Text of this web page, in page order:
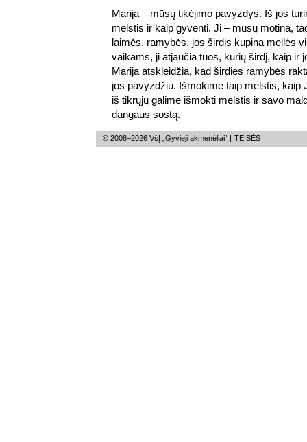
Marija – mūsų tikėjimo pavyzdys. Iš jos
melstis ir kaip gyventi. Ji – mūsų motina,
laimės, ramybės, jos širdis kupina meilės
vaikams, ji atjaučia tuos, kurių širdį, kaip ir
Marija atskleidžia, kad širdies ramybės
jos pavyzdžiu. Išmokime taip melstis, kaip
iš tikrųjų galime išmokti melstis ir savo
dangaus sostą.
© 2008–2026 VšĮ „Gyvieji akmenėliai“ | TEISĖS